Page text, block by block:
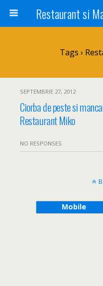
Tags ›
SEPTEMBRIE 27, 2012
Ciorba de peste si
Restaurant Miko
NO RESPONSES
Mobile